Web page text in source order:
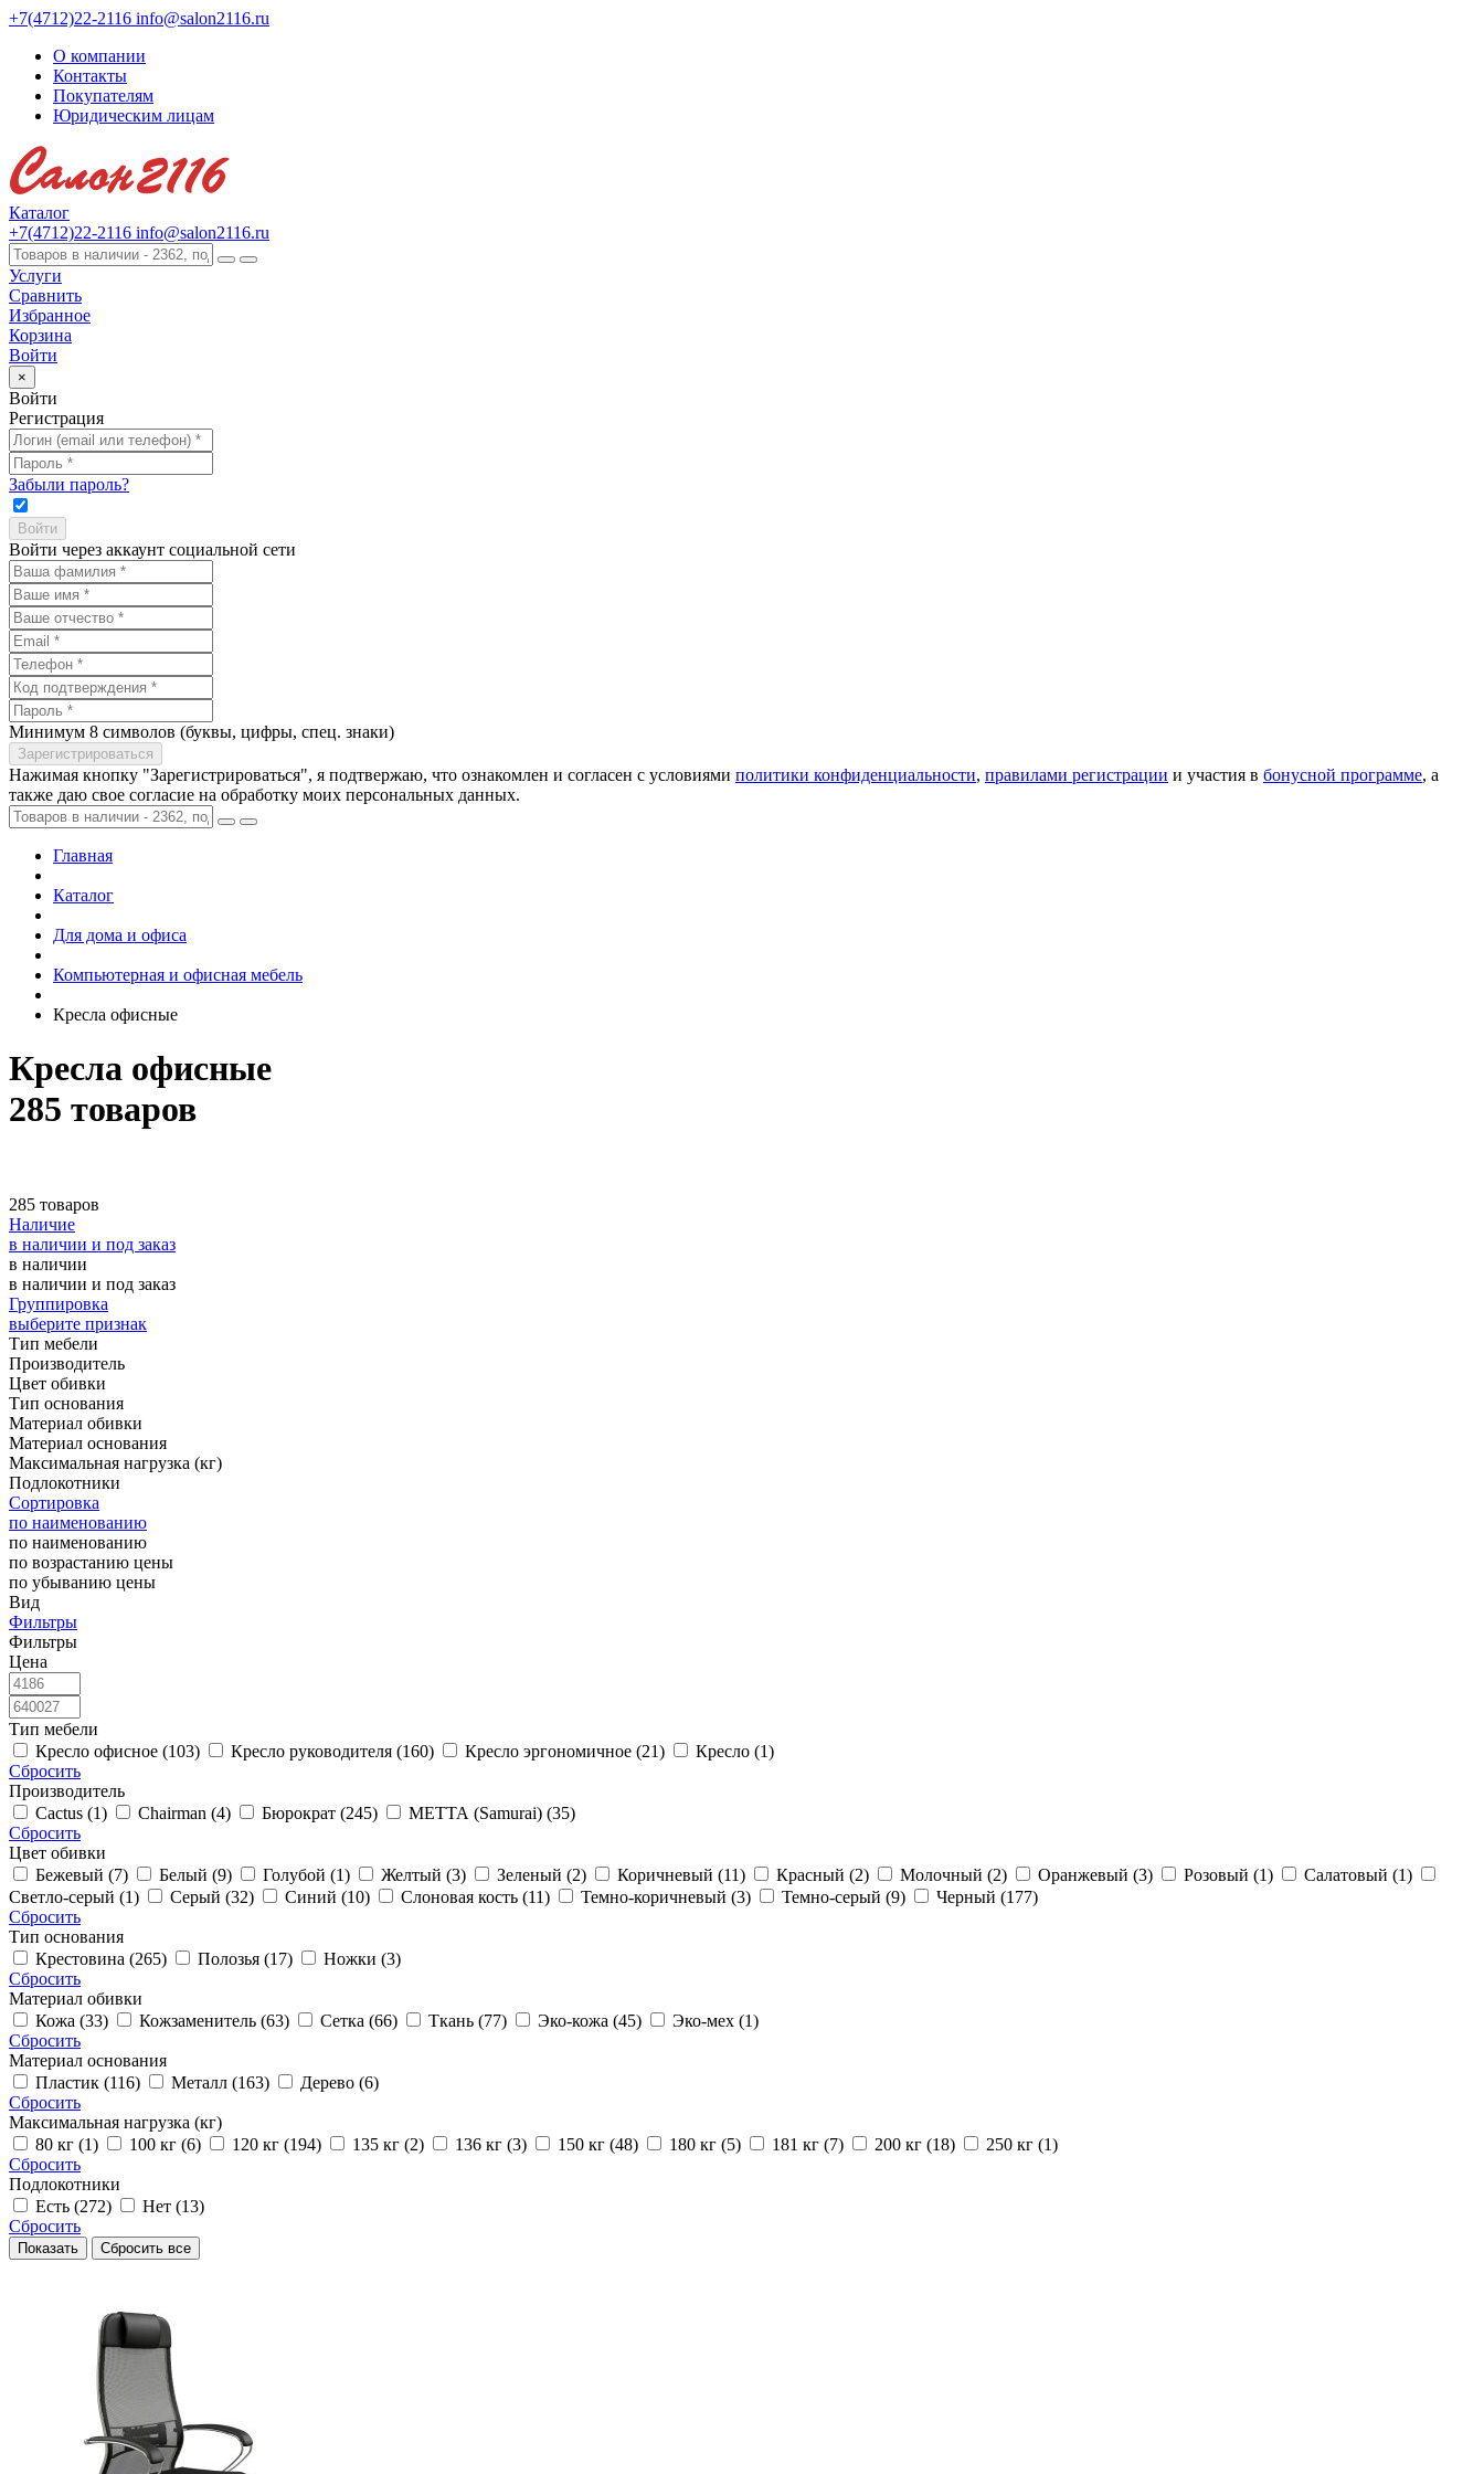
+7(4712)22-2116 info@salon2116.ru
О компании
Контакты
Покупателям
Юридическим лицам
Каталог
+7(4712)22-2116 info@salon2116.ru
Услуги
Сравнить
Избранное
Корзина
Войти
×
Войти
Регистрация
Забыли пароль?
Войти через аккаунт социальной сети
Минимум 8 символов (буквы, цифры, спец. знаки)
Нажимая кнопку "Зарегистрироваться", я подтвержаю, что ознакомлен и согласен с условиями политики конфиденциальности, правилами регистрации и участия в бонусной программе, а
также даю свое согласие на обработку моих персональных данных.
Главная
Каталог
Для дома и офиса
Компьютерная и офисная мебель
Кресла офисные
Кресла офисные
285 товаров
285 товаров
Наличие
в наличии и под заказ
в наличии
в наличии и под заказ
Группировка
выберите признак
Тип мебели
Производитель
Цвет обивки
Тип основания
Материал обивки
Материал основания
Максимальная нагрузка (кг)
Подлокотники
Сортировка
по наименованию
по наименованию
по возрастанию цены
по убыванию цены
Вид
Фильтры
Фильтры
Цена
Тип мебели
Кресло офисное (103)
Кресло руководителя (160) Кресло эргономичное (21)
Кресло (1)
Сбросить
Производитель
Cactus (1)
Chairman (4) Бюрократ (245)
МЕТТА (Samurai) (35)
Сбросить
Цвет обивки
Бежевый (7)
Белый (9) Голубой (1) Желтый (3) Зеленый (2) Коричневый (11) Красный (2) Молочный (2) Оранжевый (3) Розовый (1)
Салатовый (1)
Светло-серый (1)
Серый (32) Синий (10) Слоновая кость (11) Темно-коричневый (3) Темно-серый (9)
Черный (177)
Сбросить
Тип основания
Крестовина (265)
Полозья (17)
Ножки (3)
Сбросить
Материал обивки
Кожа (33)
Кожзаменитель (63) Сетка (66) Ткань (77) Эко-кожа (45)
Эко-мех (1)
Сбросить
Материал основания
Пластик (116)
Металл (163)
Дерево (6)
Сбросить
Максимальная нагрузка (кг)
80 кг (1)
100 кг (6) 120 кг (194) 135 кг (2) 136 кг (3) 150 кг (48) 180 кг (5) 181 кг (7) 200 кг (18)
250 кг (1)
Сбросить
Подлокотники
Есть (272)
Нет (13)
Сбросить